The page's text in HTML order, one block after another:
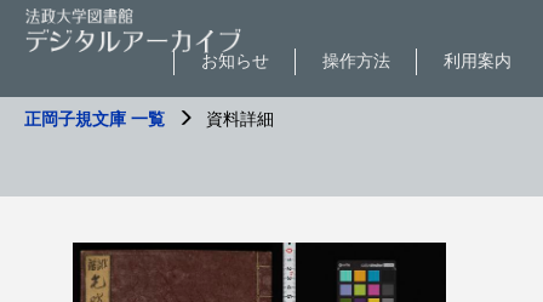
利用案内
操作方法
お知らせ
正岡子規文庫 一覧 資料詳細